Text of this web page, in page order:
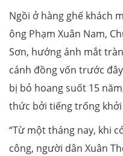
Ngồi ở hàng ghế khách
ông Phạm Xuân Nam,
Sơn, hướng ánh mắt
cánh đồng vốn trước
bị bỏ hoang suốt 15
thức bởi tiếng trống
“Từ một tháng nay, khi
công, người dân Xuân